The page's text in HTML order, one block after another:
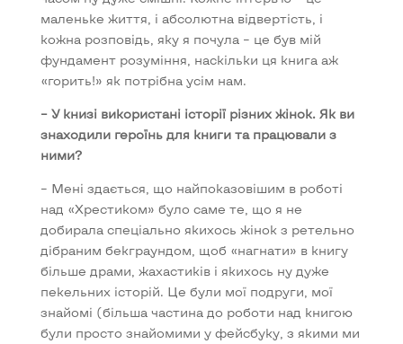
маленьке життя, і абсолютна відвертість, і
кожна розповідь, яку я почула – це був мій
фундамент розуміння, наскільки ця книга аж
«горить!» як потрібна усім нам.
– У книзі використані історії різних жінок. Як ви
знаходили героїнь для книги та працювали з
ними?
– Мені здається, що найпоказовішим в роботі
над «Хрестиком» було саме те, що я не
добирала спеціально якихось жінок з ретельно
дібраним бекграундом, щоб «нагнати» в книгу
більше драми, жахастиків і якихось ну дуже
пекельних історій. Це були мої подруги, мої
знайомі (більша частина до роботи над книгою
були просто знайомими у фейсбуку, з якими ми